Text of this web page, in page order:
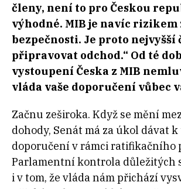
členy, není to pro Českou
výhodné. MIB je navíc rizikem
bezpečnosti. Je proto nejvyšší
připravovat odchod.“ Od té
vystoupení Česka z MIB
vláda vaše doporučení vůbec
Začnu zeširoka. Když se mění
dohody, Senát má za úkol dávat
doporučení v rámci ratifikačního
Parlamentní kontrola důležitých
i v tom, že vláda nám přichází